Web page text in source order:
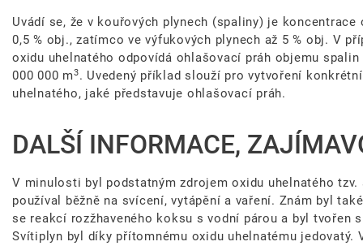
Uvádí se, že v kouřových plynech (spaliny) je
0,5 % obj., zatímco ve výfukových plynech až 5 % obj. V
oxidu uhelnatého odpovídá ohlašovací práh objemu spalin
000 000 m3. Uvedený příklad slouží pro vytvoření
uhelnatého, jaké představuje ohlašovací práh.
DALŠÍ INFORMACE,
V minulosti byl podstatným zdrojem oxidu uhelnatého
používal běžně na svícení, vytápění a vaření. Znám byl
se reakcí rozžhaveného koksu s vodní párou a byl tvořen
Svítiplyn byl díky přítomnému oxidu uhelnatému jedovatý.